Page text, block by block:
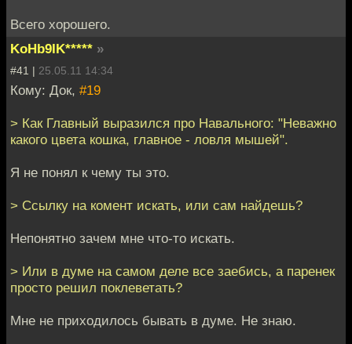
Всего хорошего.
KoHb9IK***** »
#41 | 25.05.11 14:34
Кому: Док, #19
> Как Главный выразился про Навального: "Неважно
какого цвета кошка, главное - ловля мышей".
Я не понял к чему ты это.
> Ссылку на комент искать, или сам найдешь?
Непонятно зачем мне что-то искать.
> Или в думе на самом деле все заебись, а паренек
просто решил поклеветать?
Мне не приходилось бывать в думе. Не знаю.